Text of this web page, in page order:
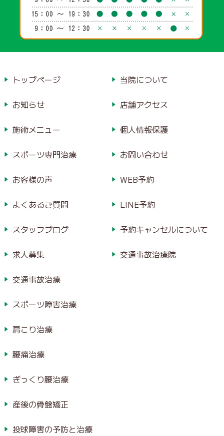
トップページ
お知らせ
施術メニュー
スポーツ専門治療
お客様の声
よくあるご質問
スタッフブログ
求人募集
当院について
店舗アクセス
個人情報保護
お問い合わせ
WEB予約
LINE予約
予約キャンセルについて
交通事故治療院
交通事故治療
スポーツ障害治療
肩こり治療
腰痛治療
ぎっくり腰治療
産後の骨盤矯正
投球障害の予防と治療